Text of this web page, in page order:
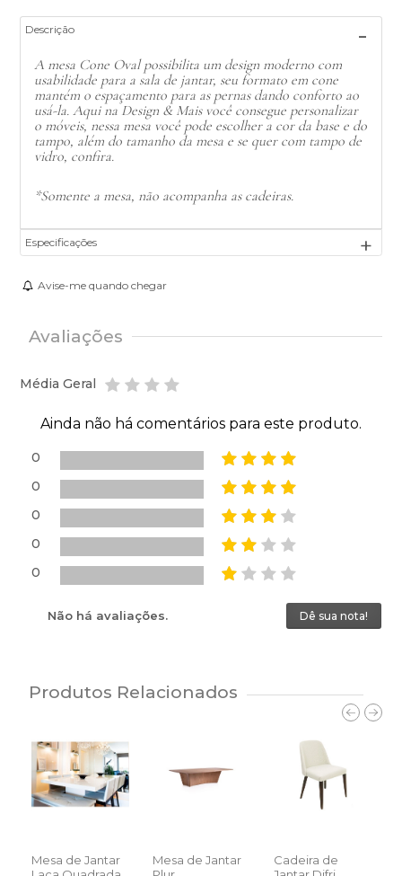
Descrição
A mesa Cone Oval possibilita um design moderno com
usabilidade para a sala de jantar, seu formato em cone
mantém o espaçamento para as pernas dando conforto ao
usá-la. Aqui na Design & Mais você consegue personalizar
o móveis, nessa mesa você pode escolher a cor da base e do
tampo, além do tamanho da mesa e se quer com tampo de
vidro, confira.
*Somente a mesa, não acompanha as cadeiras.
Especificações
Avise-me quando chegar
Avaliações
Média Geral
Ainda não há comentários para este produto.
0
0
0
0
0
Não há avaliações. Dê sua nota!
Produtos Relacionados
Mesa de Jantar
Mesa de Jantar
Cadeira de